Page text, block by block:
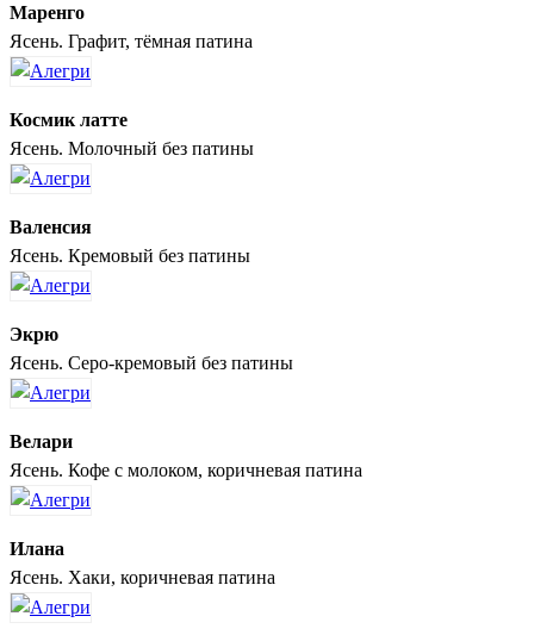
Маренго
Ясень. Графит, тёмная патина
Космик латте
Ясень. Молочный без патины
Валенсия
Ясень. Кремовый без патины
Экрю
Ясень. Серо-кремовый без патины
Велари
Ясень. Кофе с молоком, коричневая патина
Илана
Ясень. Хаки, коричневая патина